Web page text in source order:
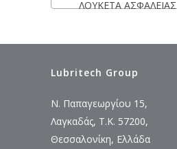
ΛΟΥΚΕΤΑ ΑΣΦΑΛΕΙΑΣ
Lubritech Group
Ν. Παπαγεωργίου 15,
Λαγκαδάς, Τ.Κ. 57200,
Θεσσαλονίκη, Ελλάδα